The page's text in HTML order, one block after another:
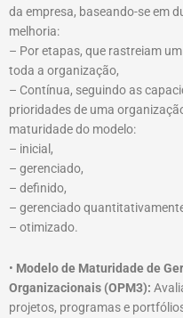
da empresa, baseando-se em
melhoria:
– Por etapas, que rastreiam
toda a organização,
– Contínua, seguindo as
prioridades de uma
maturidade do modelo:
– inicial,
– gerenciado,
– definido,
– gerenciado
– otimizado.
• Modelo de Maturidade de
Organizacionais (OPM3):
projetos, programas e